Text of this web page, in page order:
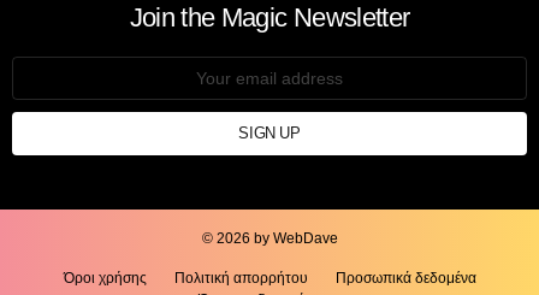
Join the Magic Newsletter
© 2026 by WebDave
Όροι χρήσης Πολιτική απορρήτου
Προσωπικά δεδομένα